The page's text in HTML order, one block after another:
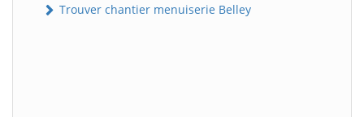
Trouver chantier menuiserie Belley